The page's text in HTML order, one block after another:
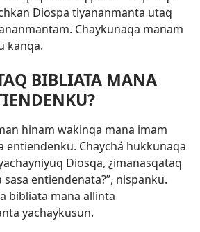
Diospa tiyananmanta utaq
Chaykunaqa manam
kanqa.
BIBLIATA MANA
hinam wakinqa mana imam
entiendenku. Chaychá hukkunaqa
Diosqa, ¿imanasqataq
entiendenata?”, nispanku.
bibliata mana allinta
yachaykusun.